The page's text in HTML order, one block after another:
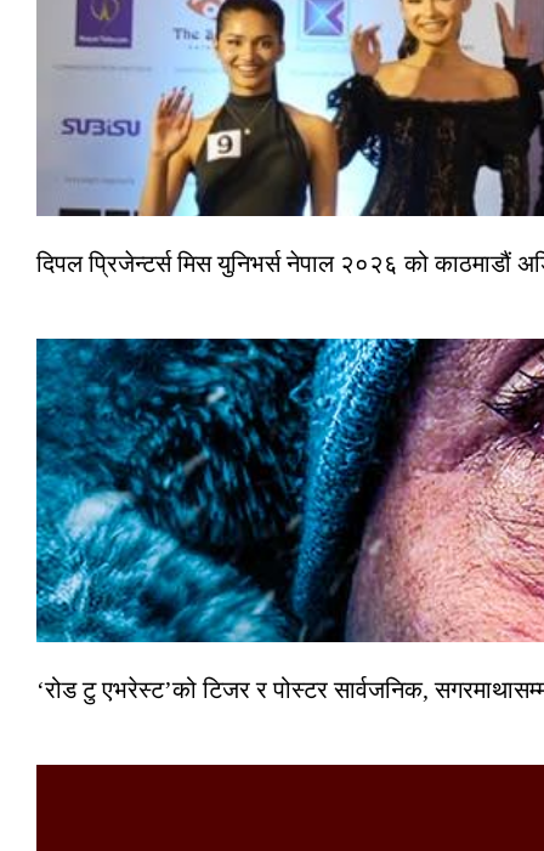
दिपल प्रिजेन्टर्स मिस युनिभर्स नेपाल २०२६ को काठमाडौं
‘रोड टु एभरेस्ट’को टिजर र पोस्टर सार्वजनिक,